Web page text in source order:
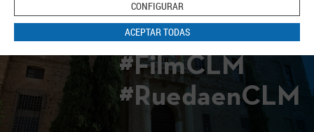
CONFIGURAR
ACEPTAR TODAS
#FilmCLM
#RuedaenCLM